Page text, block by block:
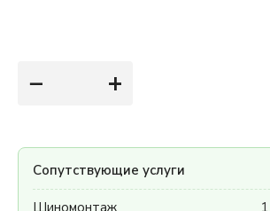
− +
Сопутствующие услуги
Шиномонтаж